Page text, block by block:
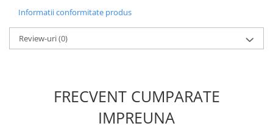
Informatii conformitate produs
Review-uri(0)
FRECVENT CUMPARATE
IMPREUNA